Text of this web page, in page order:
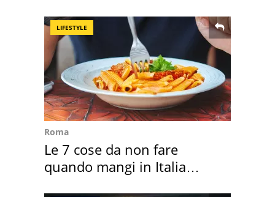
LIFESTYLE
Roma
Le 7 cose da non fare
quando mangi in Italia